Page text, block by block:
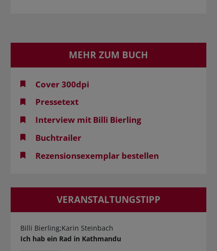
MEHR ZUM BUCH
Cover 300dpi
Pressetext
Interview mit Billi Bierling
Buchtrailer
Rezensionsexemplar bestellen
VERANSTALTUNGSTIPP
Billi Bierling;Karin Steinbach
Ich hab ein Rad in Kathmandu